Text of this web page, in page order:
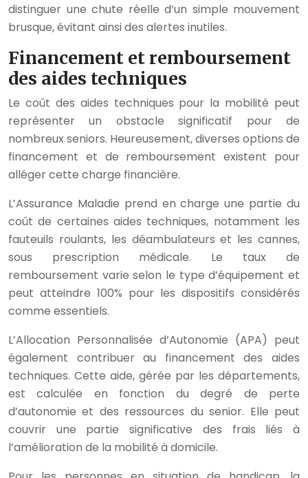
distinguer une chute réelle d’un simple mouvement
brusque, évitant ainsi des alertes inutiles.
Financement et remboursement
des aides techniques
Le coût des aides techniques pour la mobilité peut
représenter un obstacle significatif pour de
nombreux seniors. Heureusement, diverses options de
financement et de remboursement existent pour
alléger cette charge financière.
L’Assurance Maladie prend en charge une partie du
coût de certaines aides techniques, notamment les
fauteuils roulants, les déambulateurs et les cannes,
sous prescription médicale. Le taux de
remboursement varie selon le type d’équipement et
peut atteindre 100% pour les dispositifs considérés
comme essentiels.
L’Allocation Personnalisée d’Autonomie (APA) peut
également contribuer au financement des aides
techniques. Cette aide, gérée par les départements,
est calculée en fonction du degré de perte
d’autonomie et des ressources du senior. Elle peut
couvrir une partie significative des frais liés à
l’amélioration de la mobilité à domicile.